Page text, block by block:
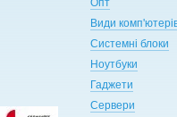
Види
Системні блоки
Ноутбуки
Гаджети
Сервери